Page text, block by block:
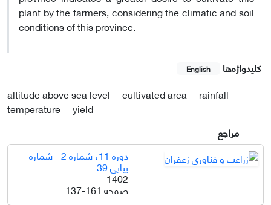
plant by the farmers, considering the climatic and soil
conditions of this province.
کلیدواژه‌ها English
altitude above sea level cultivated area
rainfall
temperature
yield
مراجع
دوره 11، شماره 2 - شماره
پیاپی 39
1402
صفحه 137-161